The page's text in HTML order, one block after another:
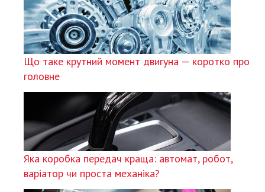
Що таке крутний момент двигуна — коротко про
головне
Яка коробка передач краща: автомат, робот,
варіатор чи проста механіка?